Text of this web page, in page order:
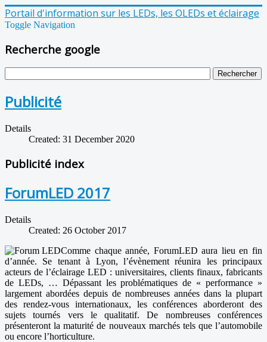
Portail d'information sur les LEDs, les OLEDs et éclairage
Toggle Navigation
Recherche google
Publicité
Details
Created: 31 December 2020
Publicité index
ForumLED 2017
Details
Created: 26 October 2017
Comme chaque année, ForumLED aura lieu en fin
d’année. Se tenant à Lyon, l’évènement réunira les principaux
acteurs de l’éclairage LED : universitaires, clients finaux, fabricants
de LEDs, … Dépassant les problématiques de « performance »
largement abordées depuis de nombreuses années dans la plupart
des rendez-vous internationaux, les conférences aborderont des
sujets tournés vers le qualitatif. De nombreuses conférences
présenteront la maturité de nouveaux marchés tels que l’automobile
ou encore l’horticulture.